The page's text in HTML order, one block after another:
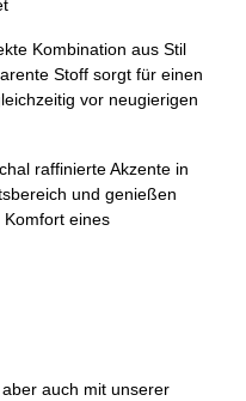
Kombination aus Stil
Stoff sorgt für einen
vor neugierigen
raffinierte Akzente in
und genießen
eines
auch mit unserer